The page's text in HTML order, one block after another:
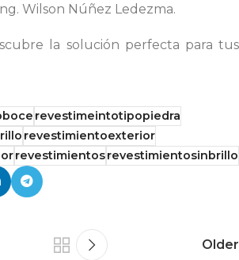
Wilson Núñez Ledezma.
la solución perfecta para tus
revestimeintotipopiedra
revestimientoexterior
revestimientosrevestimientosinbrillo
Older